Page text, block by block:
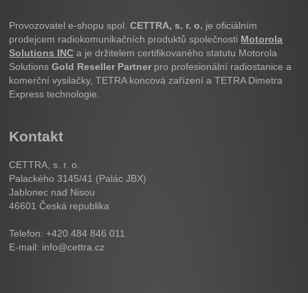
Provozovatel e-shopu spol.CETTRA, s. r. o. je oficiálním
prodejcem radiokomunikačních produktů společnosti Motorola
Solutions INC a je držitelem certifikovaného statutu Motorola
SolutionsGold Reseller Partner pro profesionální radiostanice a
komerční vysilačky, TETRA koncová zařízení a TETRA Dimetra
Express technologie.
Kontakt
CETTRA, s. r. o.
Palackého 3145/41 (Palác JBX)
Jablonec nad Nisou
46601Česká republika
Telefon: +420 484 846 011
E-mail: info@cettra.cz